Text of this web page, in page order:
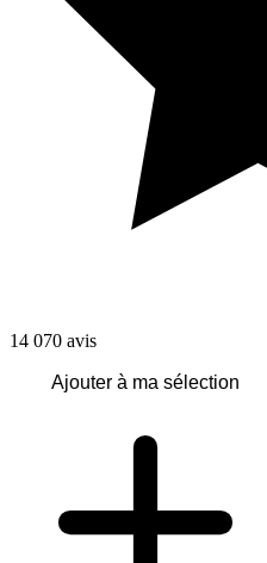
14 070 avis
Ajouter à ma sélection